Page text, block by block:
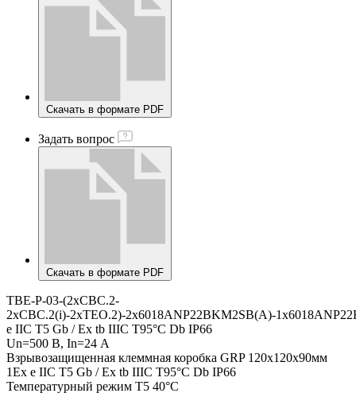
Скачать в формате PDF
Задать вопрос
Скачать в формате PDF
TBE-P-03-(2xCBC.2-
2xCBC.2(i)-2xTEO.2)-2x6018ANP22BKM2SB(A)-
e IIC Т5 Gb / Ex tb IIIC T95°C Db IP66
Un=500 В, In=24 А
Взрывозащищенная клеммная коробка GRP 120x120x90мм
1Ex e IIC Т5 Gb / Ex tb IIIC T95°C Db IP66
Температурный режим Т5 40°C